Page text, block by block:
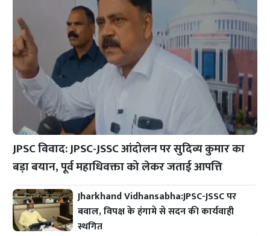
JPSC विवाद: JPSC-JSSC आंदोलन पर सुदिव्य कुमार का
बड़ा बयान, पूर्व महाधिवक्ता को लेकर जताई आपत्ति
Jharkhand Vidhansabha:JPSC-JSSC पर
बवाल, विपक्ष के हंगामे से सदन की कार्यवाही
स्थगित